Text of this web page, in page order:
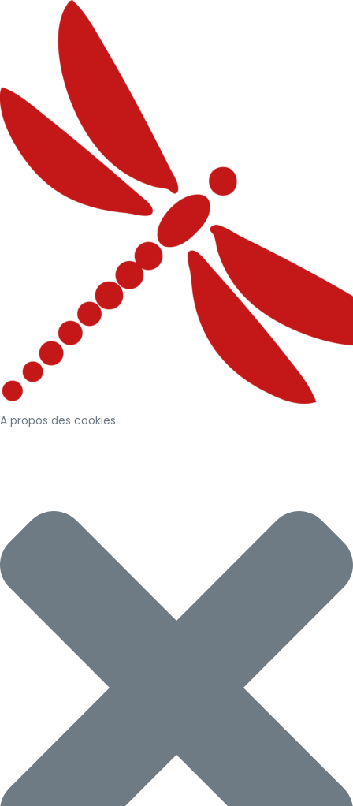
A propos des cookies